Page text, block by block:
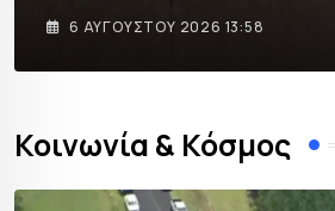
6 ΑΥΓΟΎΣΤΟΥ 2026 13:58
Κοινωνία & Κόσμος